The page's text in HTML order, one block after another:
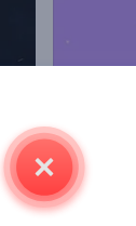
Çiçek Açan